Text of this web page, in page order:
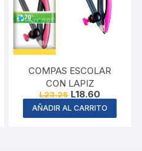
COMPAS ESCOLAR
CON LAPIZ
L23.25 Original
price
was:
L23.25.
L18.60
price
is:
L18.60.
AÑADIR AL CARRITO